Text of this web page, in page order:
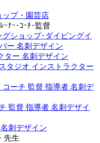
ップ・園芸店
ｰﾅｰ･ｺｰﾁ･監督
ショップ･ダイビングイ
ー 名刺デザイン
ター 名刺デザイン
タジオ インストラクター
コーチ 監督 指導者 名刺デ
監督 指導者 名刺デザイ
刺デザイン
先生